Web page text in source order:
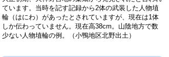
ています。当時を記す記録から2体の武装した人物埴
輪（はにわ）があったとされていますが、現在は1体
しか伝わっていません。現在高38cm。山陰地方で数
少ない人物埴輪の例。（小鴨地区北野出土）